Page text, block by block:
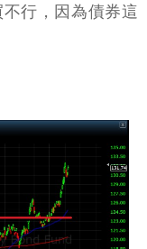
行，因為債券這